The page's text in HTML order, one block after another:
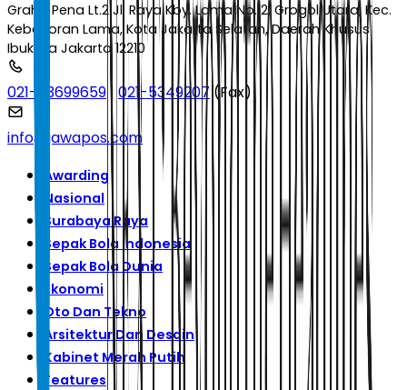
Graha Pena Lt.2 Jl. Raya Kby. Lama No.12, Grogol Utara, Kec.
Kebayoran Lama, Kota Jakarta Selatan, Daerah Khusus
Ibukota Jakarta 12210
021-53699659| 021-5349207(Fax)
info@jawapos.com
Awarding
Nasional
Surabaya Raya
Sepak Bola Indonesia
Sepak Bola Dunia
Ekonomi
Oto Dan Tekno
Arsitektur Dan Desain
Kabinet Merah Putih
Features